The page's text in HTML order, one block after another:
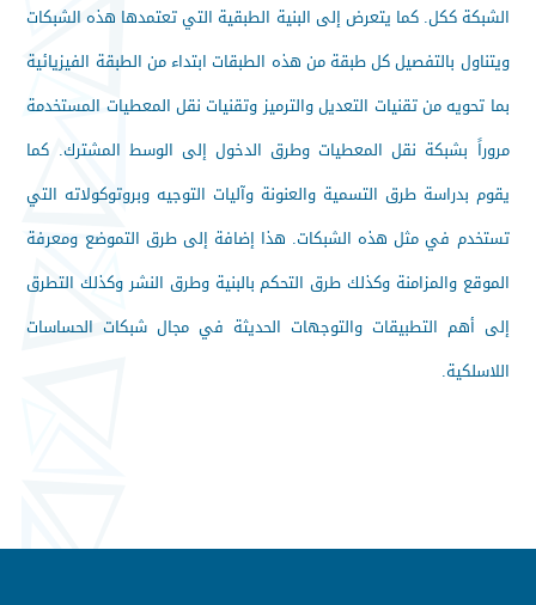
الشبكة ككل. كما يتعرض إلى البنية الطبقية التي تعتمدها هذه الشبكات
ويتناول بالتفصيل كل طبقة من هذه الطبقات ابتداء من الطبقة الفيزيائية
بما تحويه من تقنيات التعديل والترميز وتقنيات نقل المعطيات المستخدمة
مروراً بشبكة نقل المعطيات وطرق الدخول إلى الوسط المشترك. كما
يقوم بدراسة طرق التسمية والعنونة وآليات التوجيه وبروتوكولاته التي
تستخدم في مثل هذه الشبكات. هذا إضافة إلى طرق التموضع ومعرفة
الموقع والمزامنة وكذلك طرق التحكم بالبنية وطرق النشر وكذلك التطرق
إلى أهم التطبيقات والتوجهات الحديثة في مجال شبكات الحساسات
اللاسلكية.